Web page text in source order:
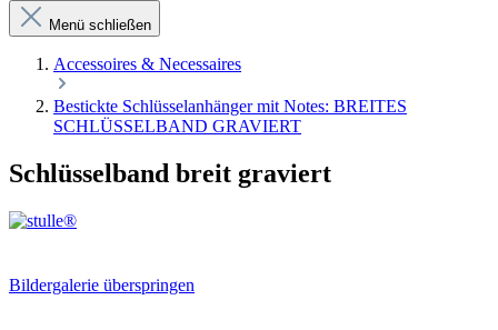
Menü schließen
Accessoires & Necessaires
Bestickte Schlüsselanhänger mit Notes: BREITES
SCHLÜSSELBAND GRAVIERT
Schlüsselband breit graviert
Bildergalerie überspringen